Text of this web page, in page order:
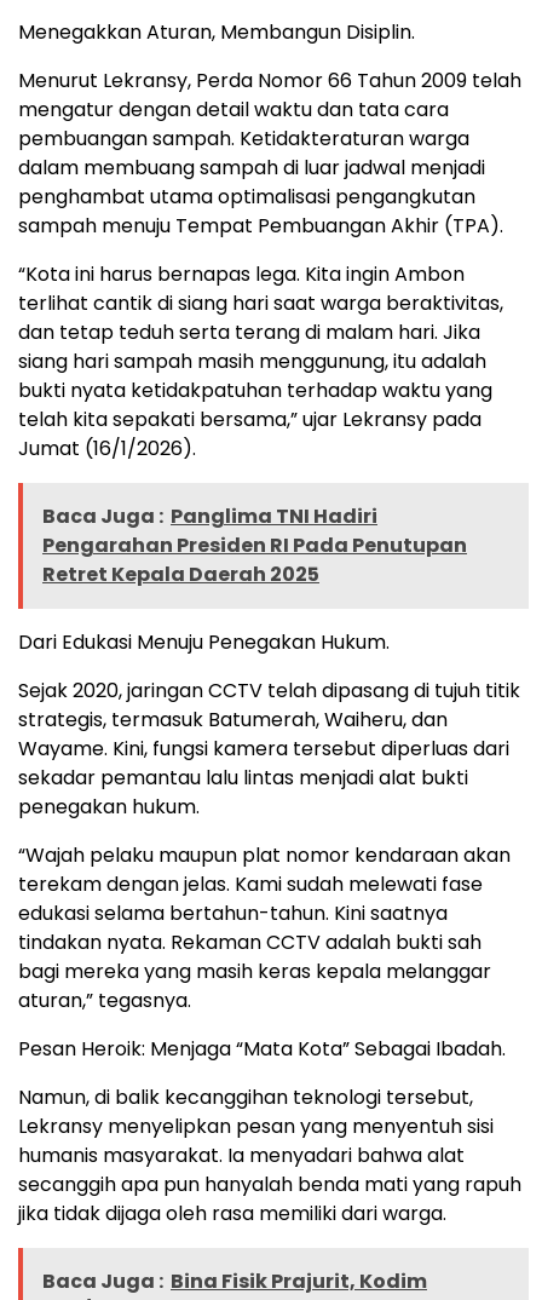
Menegakkan Aturan, Membangun Disiplin.
Menurut Lekransy, Perda Nomor 66 Tahun 2009 telah
mengatur dengan detail waktu dan tata cara
pembuangan sampah. Ketidakteraturan warga
dalam membuang sampah di luar jadwal menjadi
penghambat utama optimalisasi pengangkutan
sampah menuju Tempat Pembuangan Akhir (TPA).
“Kota ini harus bernapas lega. Kita ingin Ambon
terlihat cantik di siang hari saat warga beraktivitas,
dan tetap teduh serta terang di malam hari. Jika
siang hari sampah masih menggunung, itu adalah
bukti nyata ketidakpatuhan terhadap waktu yang
telah kita sepakati bersama,” ujar Lekransy pada
Jumat (16/1/2026).
Baca Juga : Panglima TNI Hadiri
Pengarahan Presiden RI Pada Penutupan
Retret Kepala Daerah 2025
Dari Edukasi Menuju Penegakan Hukum.
Sejak 2020, jaringan CCTV telah dipasang di tujuh titik
strategis, termasuk Batumerah, Waiheru, dan
Wayame. Kini, fungsi kamera tersebut diperluas dari
sekadar pemantau lalu lintas menjadi alat bukti
penegakan hukum.
“Wajah pelaku maupun plat nomor kendaraan akan
terekam dengan jelas. Kami sudah melewati fase
edukasi selama bertahun-tahun. Kini saatnya
tindakan nyata. Rekaman CCTV adalah bukti sah
bagi mereka yang masih keras kepala melanggar
aturan,” tegasnya.
Pesan Heroik: Menjaga “Mata Kota” Sebagai Ibadah.
Namun, di balik kecanggihan teknologi tersebut,
Lekransy menyelipkan pesan yang menyentuh sisi
humanis masyarakat. Ia menyadari bahwa alat
secanggih apa pun hanyalah benda mati yang rapuh
jika tidak dijaga oleh rasa memiliki dari warga.
Baca Juga : Bina Fisik Prajurit, Kodim